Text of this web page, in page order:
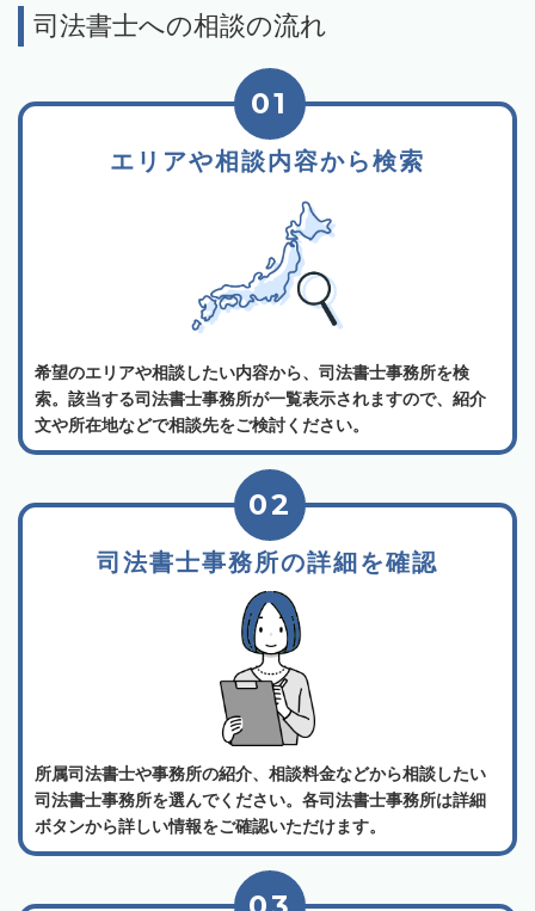
司法書士への相談の流れ
エリアや相談内容から検索
01
希望のエリアや相談したい内容から、司法書士事務所を検
索。該当する司法書士事務所が一覧表示されますので、紹介
文や所在地などで相談先をご検討ください。
司法書士事務所の詳細を確認
02
所属司法書士や事務所の紹介、相談料金などから相談したい
司法書士事務所を選んでください。各司法書士事務所は詳細
ボタンから詳しい情報をご確認いただけます。